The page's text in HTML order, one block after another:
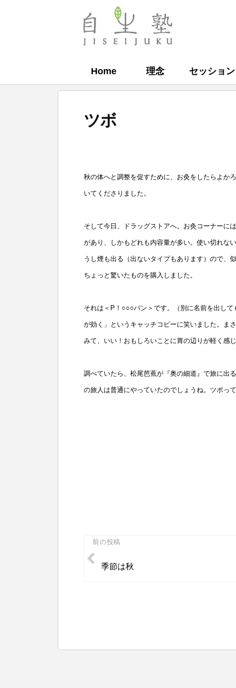
自
Home 理念 セッション
ツボ
自
生
秋の体へと調整を促すために、お灸をしたらよか
いてくださりました。
そして今日、ドラッグストアへ。お灸コーナーに
があり、しかもどれも内容量が多い。使い切れな
うし煙も出る（出ないタイプもあります）ので、
ちょっと驚いたものを購入しました。
それは＜P！○○○バン＞です。（別に名前を出し
が効く」というキャッチコピーに笑いました。ま
みて、いい！おもしろいことに胃の辺りが軽く感
調べていたら、松尾芭蕉が『奥の細道』で旅に出
の旅人は普通にやっていたのでしょうね。ツボっ
投
稿
前の投稿
季節は秋